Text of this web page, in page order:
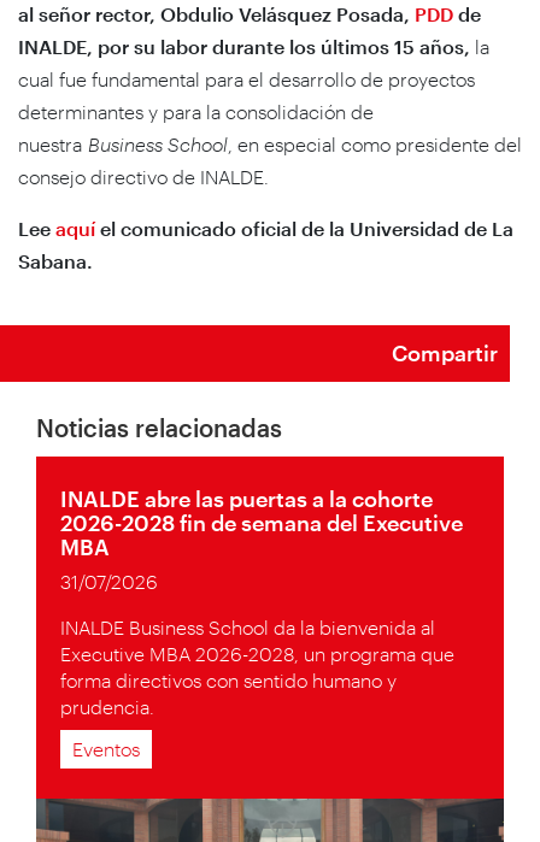
al señor rector, Obdulio Velásquez Posada, PDD de
INALDE, por su labor durante los últimos 15 años, la
cual fue fundamental para el desarrollo de proyectos
determinantes y para la consolidación de
nuestra Business School , en especial como presidente del
consejo directivo de INALDE.
Lee aquíel comunicado oficial de la Universidad de La
Sabana.
Compartir
Noticias relacionadas
INALDE abre las puertas a la cohorte
2026-2028 fin de semana del Executive
MBA
31/07/2026
INALDE Business School da la bienvenida al
Executive MBA 2026-2028, un programa que
forma directivos con sentido humano y
prudencia.
Eventos